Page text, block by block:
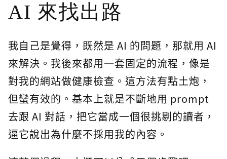
AI 來找出路
我自己是覺得，既然是 AI 的問題，那就用 AI
來解決。我後來都用一套固定的流程，像是
對我的網站做健康檢查。這方法有點土炮，
但蠻有效的。基本上就是不斷地用 prompt
去跟 AI 對話，把它當成一個很挑剔的讀者，
逼它說出為什麼不採用我的內容。